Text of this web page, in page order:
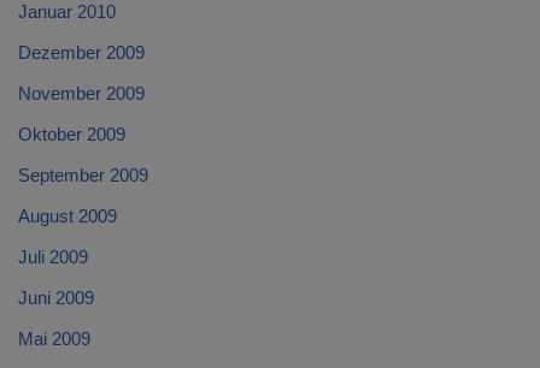
Januar 2010
Dezember 2009
November 2009
Oktober 2009
September 2009
August 2009
Juli 2009
Juni 2009
Mai 2009